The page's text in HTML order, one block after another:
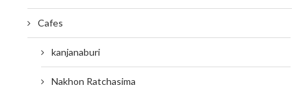
Cafes
kanjanaburi
Nakhon Ratchasima